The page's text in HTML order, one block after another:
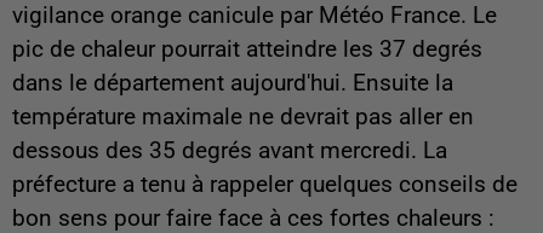
vigilance orange canicule par Météo France. Le
pic de chaleur pourrait atteindre les 37 degrés
dans le département aujourd'hui. Ensuite la
température maximale ne devrait pas aller en
dessous des 35 degrés avant mercredi. La
préfecture a tenu à rappeler quelques conseils de
bon sens pour faire face à ces fortes chaleurs :